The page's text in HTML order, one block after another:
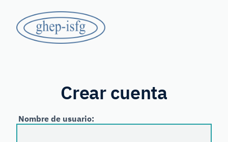
contenido
principal
GHEP
-
y
Crear cuenta
Nombre de usuario: